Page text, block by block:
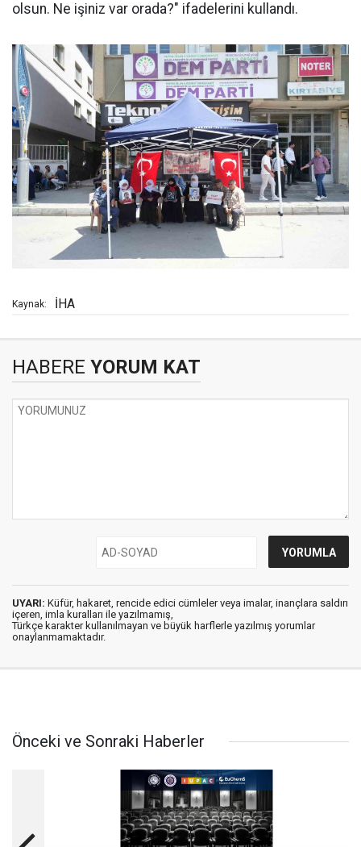
olsun. Ne işiniz var orada?" ifadelerini kullandı.
Kaynak: İHA
HABERE YORUM KAT
UYARI: Küfür, hakaret, rencide edici cümleler veya imalar, inançlara saldırı
içeren, imla kuralları ile yazılmamış,
Türkçe karakter kullanılmayan ve büyük harflerle yazılmış yorumlar
onaylanmamaktadır.
Önceki ve Sonraki Haberler